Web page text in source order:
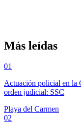
Más leídas
01
Actuación policial en la
orden judicial: SSC
Playa del Carmen
02